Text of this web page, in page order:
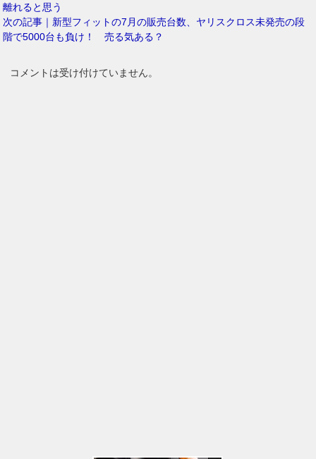
離れると思う
次の記事｜新型フィットの7月の販売台数、ヤリスクロス未発売の段
階で5000台も負け！ 売る気ある？
コメントは受け付けていません。